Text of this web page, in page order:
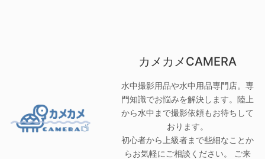
カメカメCAMERA
水中撮影用品や水中用品専門店。専
門知識でお悩みを解決します。陸上
から水中まで撮影依頼もお待ちして
おります。
初心者から上級者まで些細なことか
らお気軽にご相談ください。 ご来